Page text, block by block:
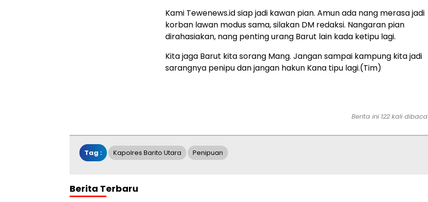
Kami Tewenews.id siap jadi kawan pian. Amun ada nang merasa jadi
korban lawan modus sama, silakan DM redaksi. Nangaran pian
dirahasiakan, nang penting urang Barut lain kada ketipu lagi.
Kita jaga Barut kita sorang Mang. Jangan sampai kampung kita jadi
sarangnya penipu dan jangan hakun Kana tipu lagi.(Tim)
Berita ini 122 kali dibaca
Tag : Kapolres Barito Utara Penipuan
Berita Terbaru